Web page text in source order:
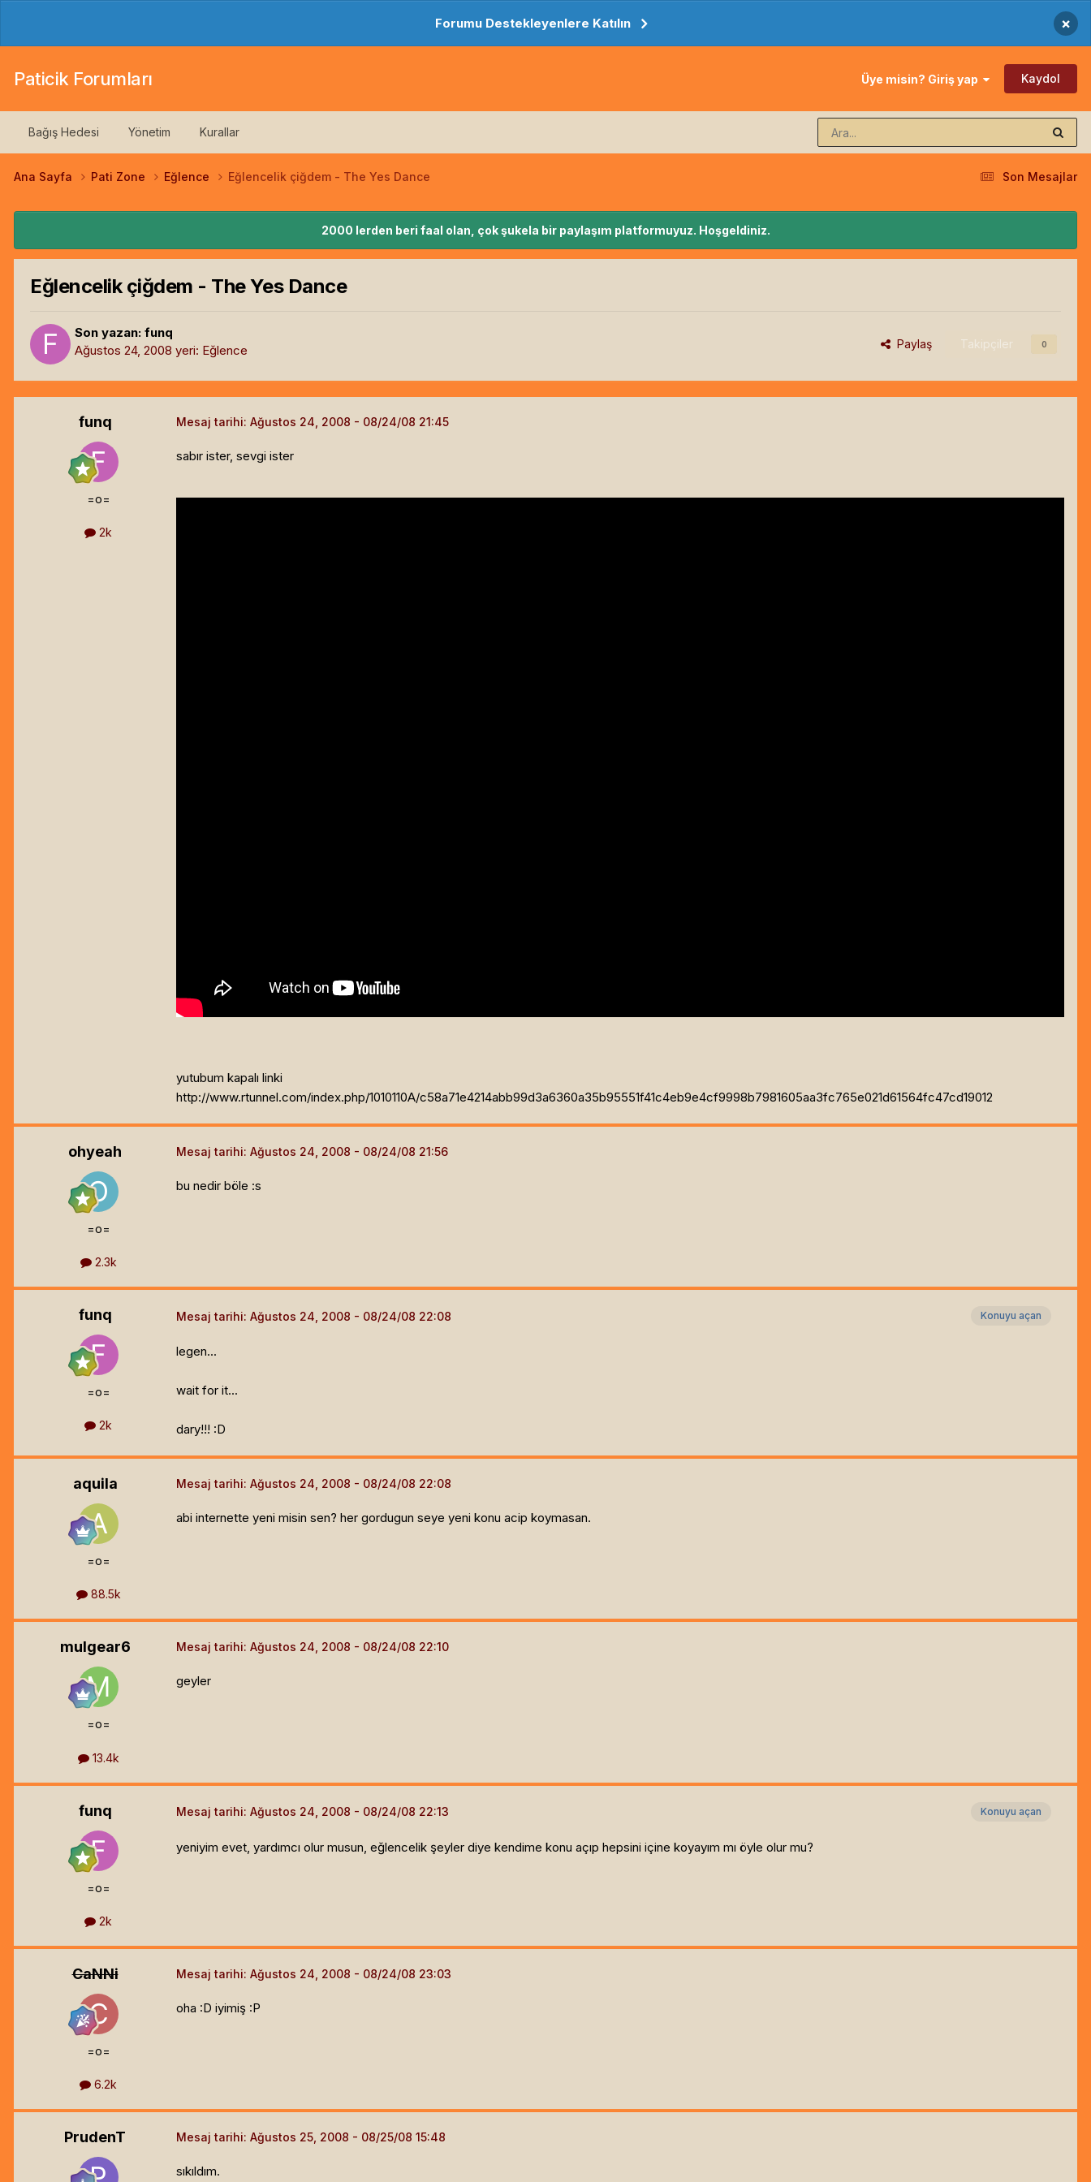
Forumu Destekleyenlere Katılın ×
Paticik Forumları Üye misin? Giriş yap Kaydol
Bağış Hedesi Yönetim Kurallar
Son Mesajlar
Ana Sayfa Pati Zone Eğlence Eğlencelik çiğdem - The Yes Dance
2000 lerden beri faal olan, çok şukela bir paylaşım platformuyuz. Hoşgeldiniz.
Eğlencelik çiğdem - The Yes Dance
Son yazan: funq
Ağustos 24, 2008 yeri: Eğlence Paylaş Takipçiler 0
funq
=o=
2k
Mesaj tarihi: Ağustos 24, 2008
sabır ister, sevgi ister
yutubum kapalı linki
http://www.rtunnel.com/index.php/1010110A/c58a71e4214abb99d3a6360a35b95551f41c4eb9e4cf9998b7981605aa3fc765e021d61564fc47cd19012
ohyeah
=o=
2.3k
Mesaj tarihi: Ağustos 24, 2008
bu nedir böle :s
funq
=o=
2k
Konuyu açan
Mesaj tarihi: Ağustos 24, 2008
legen...
wait for it...
dary!!! :D
aquila
=o=
88.5k
Mesaj tarihi: Ağustos 24, 2008
abi internette yeni misin sen? her gordugun seye yeni konu acip koymasan.
mulgear6
=o=
13.4k
Mesaj tarihi: Ağustos 24, 2008
geyler
funq
=o=
2k
Konuyu açan
Mesaj tarihi: Ağustos 24, 2008
yeniyim evet, yardımcı olur musun, eğlencelik şeyler diye kendime konu açıp hepsini içine koyayım mı öyle olur mu?
CaNNi
=o=
6.2k
Mesaj tarihi: Ağustos 24, 2008
oha :D iyimiş :P
PrudenT Mesaj tarihi: Ağustos 25, 2008
sıkıldım.